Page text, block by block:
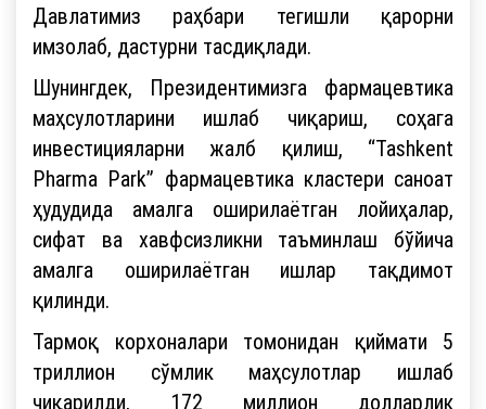
Давлатимиз раҳбари тегишли қарорни
имзолаб, дастурни тасдиқлади.
Шунингдек, Президентимизга фармацевтика
маҳсулотларини ишлаб чиқариш, соҳага
инвестицияларни жалб қилиш, “Tashkent
Pharma Park” фармацевтика кластери саноат
ҳудудида амалга оширилаётган лойиҳалар,
сифат ва хавфсизликни таъминлаш бўйича
амалга оширилаётган ишлар тақдимот
қилинди.
Тармоқ корхоналари томонидан қиймати 5
триллион сўмлик маҳсулотлар ишлаб
чиқарилди, 172 миллион долларлик